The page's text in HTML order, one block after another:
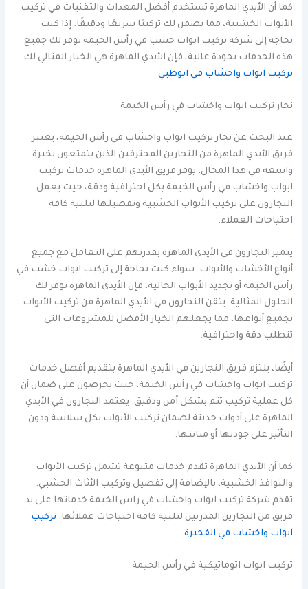
كما أن الأيدي الماهرة تستخدم أفضل المعدات والتقنيات في تركيب
الأبواب الخشبية، مما يضمن لك تركيبًا سريعًا ودقيقًا. إذا كنت
بحاجة إلى شركة تركيب ابواب خشب في رأس الخيمة توفر لك جميع
هذه الخدمات بجودة عالية، فإن الأيدي الماهرة هي الخيار المثالي لك.
تركيب ابواب واخشاب في ابوظبي
نجار تركيب ابواب واخشاب في رأس الخيمة
عند البحث عن نجار تركيب ابواب واخشاب في رأس الخيمة، يعتبر
فريق الأيدي الماهرة من النجارين المحترفين الذين يتمتعون بخبرة
واسعة في هذا المجال. يوفر فريق الأيدي الماهرة خدمات تركيب
ابواب واخشاب في رأس الخيمة بكل احترافية ودقة، حيث يعمل
النجارون على تركيب الأبواب الخشبية وتفصيلها لتلبية كافة
احتياجات العملاء.
يتميز النجارون في الأيدي الماهرة بقدرتهم على التعامل مع جميع
أنواع الأخشاب والأبواب. سواء كنت بحاجة إلى تركيب ابواب خشب في
رأس الخيمة أو تجديد الأبواب الحالية، فإن الأيدي الماهرة توفر لك
الحلول المثالية. يتقن النجارون في الأيدي الماهرة فن تركيب الأبواب
بجميع أنواعها، مما يجعلهم الخيار الأفضل للمشروعات التي
تتطلب دقة واحترافية.
أيضًا، يلتزم فريق النجارين في الأيدي الماهرة بتقديم أفضل خدمات
تركيب ابواب واخشاب في رأس الخيمة، حيث يحرصون على ضمان أن
كل عملية تركيب تتم بشكل آمن ودقيق. يعتمد النجارون في الأيدي
الماهرة على أدوات حديثة لضمان تركيب الأبواب بكل سلاسة ودون
التأثير على جودتها أو متانتها.
كما أن الأيدي الماهرة تقدم خدمات متنوعة تشمل تركيب الأبواب
والنوافذ الخشبية، بالإضافة إلى تفصيل وتركيب الأثاث الخشبي.
تقدم شركة تركيب ابواب واخشاب في راس الخيمة خدماتها على يد
فريق من النجارين المدربين لتلبية كافة احتياجات عملائها. تركيب
ابواب واخشاب في الفجيرة
تركيب ابواب اتوماتيكية في رأس الخيمة